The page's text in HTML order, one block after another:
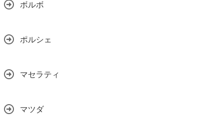
ボルボ
ポルシェ
マセラティ
マツダ